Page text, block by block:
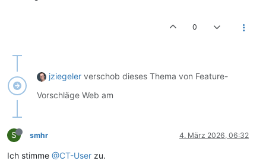
0
jziegeler verschob dieses Thema von Feature-
Vorschläge Web am
S smhr 4. März 2026, 06:32
Ich stimme @CT-User zu.